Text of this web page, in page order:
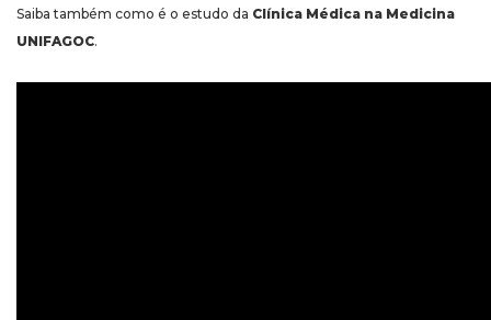
Saiba também como é o estudo da Clínica Médica na Medicina
UNIFAGOC.